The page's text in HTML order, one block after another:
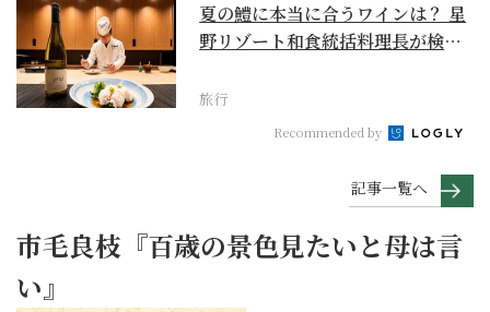
夏の鱧に本当に合うワインは？ 星
野リゾート和食統括料理長が検証
旅行
Recommended by
記事一覧へ
市毛良枝『百歳の景色見たいと母は言
い』